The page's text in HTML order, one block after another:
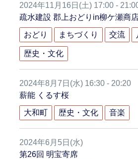
2024年11月16日(土) 17:00 -
疏水建設 郡上おどりin柳ケ瀬商
おどり まちづくり 交流
歴史・文化
2024年8月7日(水) 16:30 - 20:20
薪能 くるす桜
大和町 歴史・文化 音楽
2024年6月5日(水)
第26回 明宝寄席